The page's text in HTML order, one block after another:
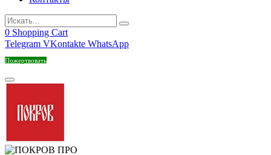
0 Shopping Cart
Telegram VKontakte WhatsApp
Пожертвовать